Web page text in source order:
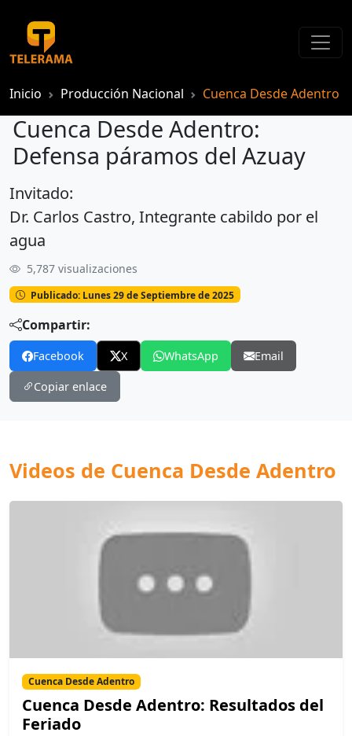
Inicio Producción Nacional Cuenca Desde Adentro
Cuenca Desde Adentro:
Defensa páramos del Azuay
Invitado:
Dr. Carlos Castro, Integrante cabildo por el
agua
5,787 visualizaciones
Publicado: Lunes 29 de Septiembre de 2025
Compartir:
Facebook X WhatsApp Email
Copiar enlace
Videos de Cuenca Desde Adentro
Cuenca Desde Adentro
Cuenca Desde Adentro: Resultados del
Feriado